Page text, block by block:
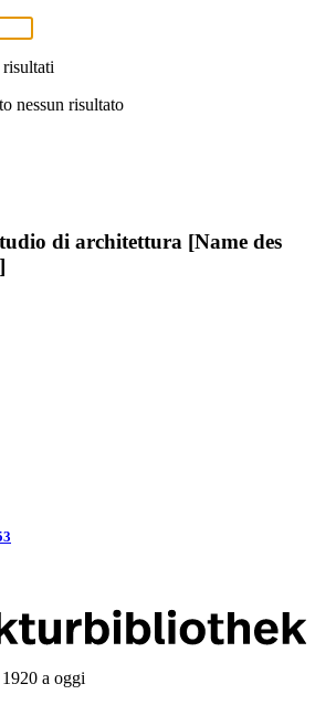
nessun risultato
di architettura [Name des
a oggi